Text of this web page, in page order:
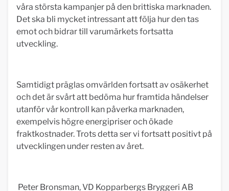
våra största kampanjer på den brittiska marknaden.
Det ska bli mycket intressant att följa hur den tas
emot och bidrar till varumärkets fortsatta
utveckling.
Samtidigt präglas omvärlden fortsatt av osäkerhet
och det är svårt att bedöma hur framtida händelser
utanför vår kontroll kan påverka marknaden,
exempelvis högre energipriser och ökade
fraktkostnader. Trots detta ser vi fortsatt positivt på
utvecklingen under resten av året.
Peter Bronsman, VD Kopparbergs Bryggeri AB